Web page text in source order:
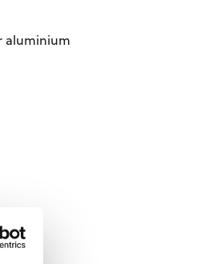
aluminium